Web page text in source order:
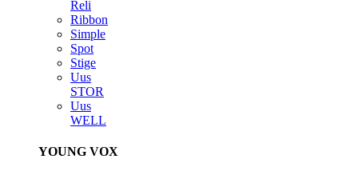
Reli
Ribbon
Simple
Spot
Stige
Uus
STOR
Uus
WELL
YOUNG VOX